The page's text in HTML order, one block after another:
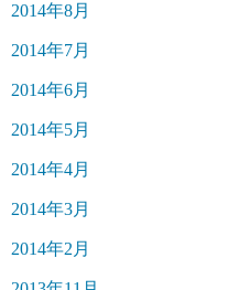
2014年8月
2014年7月
2014年6月
2014年5月
2014年4月
2014年3月
2014年2月